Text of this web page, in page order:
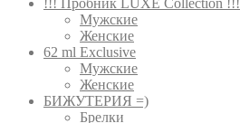
Мужские
Женские
62 ml Exclusive
Мужские
Женские
БИЖУТЕРИЯ =)
Брелки